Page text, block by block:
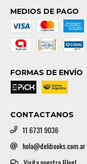
MEDIOS DE PAGO
FORMAS DE ENVÍO
CONTACTANOS
11 6731 9036
hola@delibooks.com.ar